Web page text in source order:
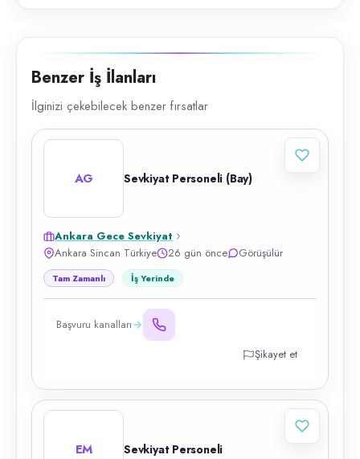
Benzer İş İlanları
İlginizi çekebilecek benzer fırsatlar
AG Sevkiyat Personeli (Bay)
Ankara Gece Sevkiyat
Ankara Sincan Türkiye
26 gün önce Görüşülür
Tam Zamanlı İş Yerinde
Başvuru kanalları
Şikayet et
EM Sevkiyat Personeli